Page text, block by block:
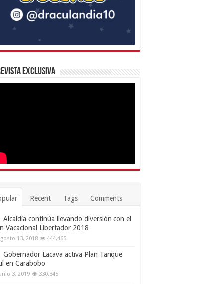
Exclusiva
Recent Tags Comments
Alcaldía continúa llevando diversión con el
Vacacional Libertador 2018
13, 2018 444,465
Gobernador Lacava activa Plan Tanque
en Carabobo
3, 2019 330,345